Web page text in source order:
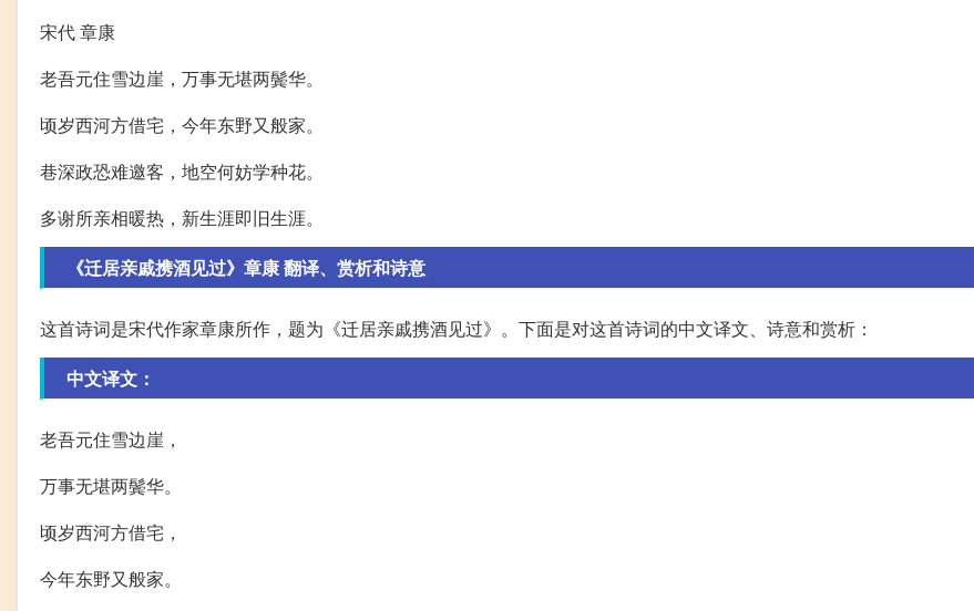
宋代 章康
老吾元住雪边崖，万事无堪两鬓华。
顷岁西河方借宅，今年东野又般家。
巷深政恐难邀客，地空何妨学种花。
多谢所亲相暖热，新生涯即旧生涯。
《迁居亲戚携酒见过》章康 翻译、赏析和诗意
这首诗词是宋代作家章康所作，题为《迁居亲戚携酒见过》。下面是对这首诗词的中文译文、诗意和赏析：
中文译文：
老吾元住雪边崖，
万事无堪两鬓华。
顷岁西河方借宅，
今年东野又般家。